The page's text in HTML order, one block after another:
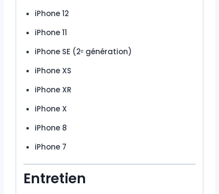
iPhone 12
iPhone 11
iPhone SE (2ᵉ génération)
iPhone XS
iPhone XR
iPhone X
iPhone 8
iPhone 7
Entretien